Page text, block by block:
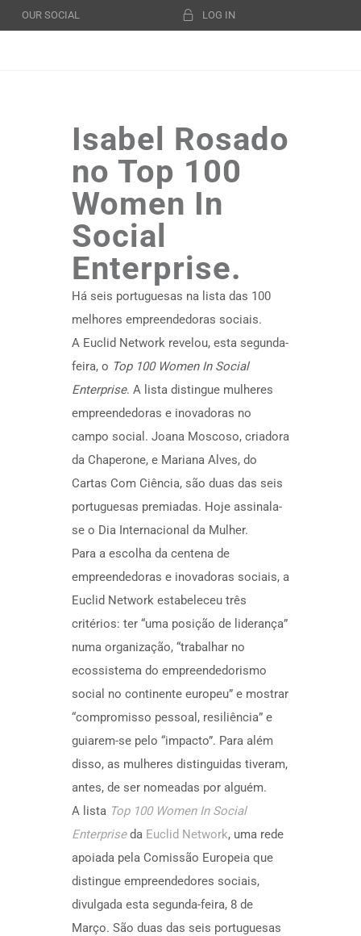
OUR SOCIAL LOG IN
Isabel Rosado
no Top 100
Women In
Social
Enterprise.
Há seis portuguesas na lista das 100
melhores empreendedoras sociais.
A Euclid Network revelou, esta segunda-
feira, o Top 100 Women In Social
Enterprise. A lista distingue mulheres
empreendedoras e inovadoras no
campo social. Joana Moscoso, criadora
da Chaperone, e Mariana Alves, do
Cartas Com Ciência, são duas das seis
portuguesas premiadas. Hoje assinala-
se o Dia Internacional da Mulher.
Para a escolha da centena de
empreendedoras e inovadoras sociais, a
Euclid Network estabeleceu três
critérios: ter “uma posição de liderança”
numa organização, “trabalhar no
ecossistema do empreendedorismo
social no continente europeu” e mostrar
“compromisso pessoal, resiliência” e
guiarem-se pelo “impacto”. Para além
disso, as mulheres distinguidas tiveram,
antes, de ser nomeadas por alguém.
A lista Top 100 Women In Social
Enterpriseda Euclid Network, uma rede
apoiada pela Comissão Europeia que
distingue empreendedores sociais,
divulgada esta segunda-feira, 8 de
Março. São duas das seis portuguesas